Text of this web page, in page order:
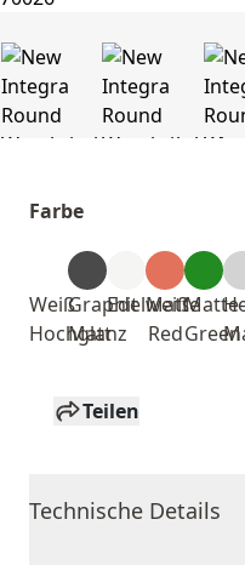
Farbe
Weiß
Hochglanz
Graphit
Matt
Edelweiß
Matte
Red
Matte
Green
Teilen
Technische Details